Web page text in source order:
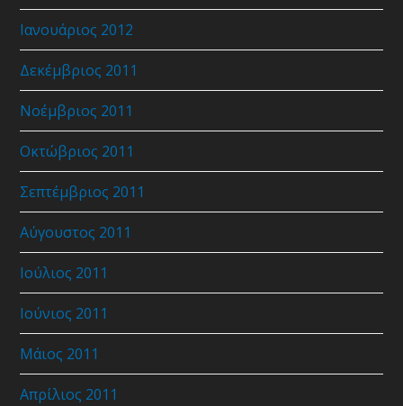
Ιανουάριος 2012
Δεκέμβριος 2011
Νοέμβριος 2011
Οκτώβριος 2011
Σεπτέμβριος 2011
Αύγουστος 2011
Ιούλιος 2011
Ιούνιος 2011
Μάιος 2011
Απρίλιος 2011